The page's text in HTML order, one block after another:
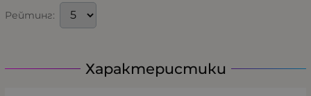
Рейтинг:
Характеристики